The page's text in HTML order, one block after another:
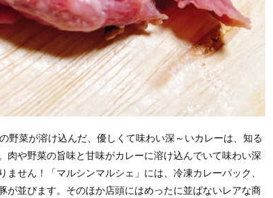
野菜が溶け込んだ、優しくて味わい深～いカレーは、知る
や野菜の旨味と甘味がカレーに溶け込んでいて味わい深
せん！「マルシンマルシェ」には、冷凍カレーパック、
並びます。そのほか店頭にはめったに並ばないレアな商